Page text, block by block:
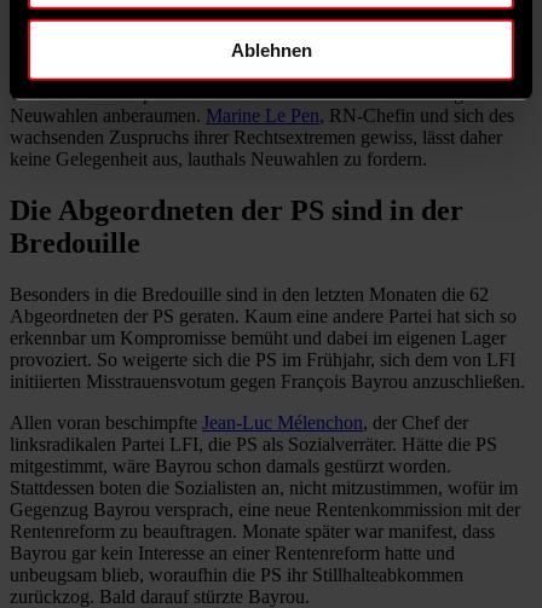
Ablehnen
marktliberalen Kurs aufzuzwingen, desto mehr wächst dort der
Wille zum Chaos. Noch zieht bei einigen Parteien, allen voran den
Konservativen, das Doomsday-Szenario vorgezogener Neuwahlen,
um sich loyal gegenüber dem minoritären Präsidentenlager zu
verhalten. Seit September aber darf Macron laut Verfassung wieder
Neuwahlen anberaumen. Marine Le Pen, RN-Chefin und sich des
wachsenden Zuspruchs ihrer Rechtsextremen gewiss, lässt daher
keine Gelegenheit aus, lauthals Neuwahlen zu fordern.
Die Abgeordneten der PS sind in der
Bredouille
Besonders in die Bredouille sind in den letzten Monaten die 62
Abgeordneten der PS geraten. Kaum eine andere Partei hat sich so
erkennbar um Kompromisse bemüht und dabei im eigenen Lager
provoziert. So weigerte sich die PS im Frühjahr, sich dem von LFI
initiierten Misstrauensvotum gegen François Bayrou anzuschließen.
Allen voran beschimpfte Jean-Luc Mélenchon, der Chef der
linksradikalen Partei LFI, die PS als Sozialverräter. Hätte die PS
mitgestimmt, wäre Bayrou schon damals gestürzt worden.
Stattdessen boten die Sozialisten an, nicht mitzustimmen, wofür im
Gegenzug Bayrou versprach, eine neue Rentenkommission mit der
Rentenreform zu beauftragen. Monate später war manifest, dass
Bayrou gar kein Interesse an einer Rentenreform hatte und
unbeugsam blieb, woraufhin die PS ihr Stillhalteabkommen
zurückzog. Bald darauf stürzte Bayrou.